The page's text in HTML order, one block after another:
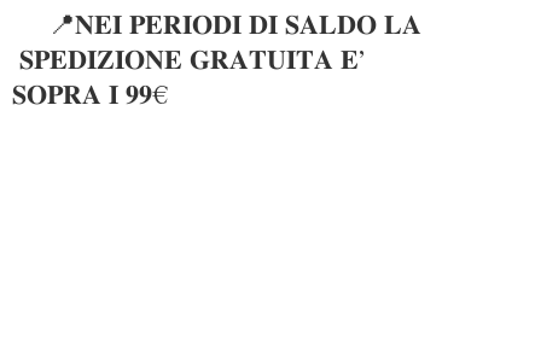
📍𝐍𝐄𝐈 𝐏𝐄𝐑𝐈𝐎𝐃𝐈 𝐃𝐈 𝐒𝐀𝐋𝐃𝐎 𝐋𝐀
𝐒𝐏𝐄𝐃𝐈𝐙𝐈𝐎𝐍𝐄 𝐆𝐑𝐀𝐓𝐔𝐈𝐓𝐀 𝐄’
𝐒𝐎𝐏𝐑𝐀 𝐈 𝟗𝟗€